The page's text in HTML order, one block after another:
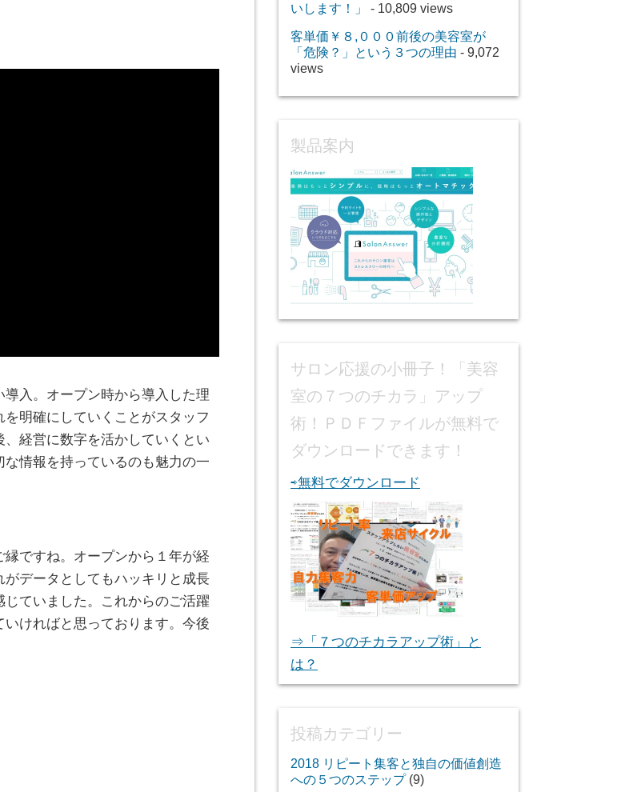
入。オープン時から導入した理
明確にしていくことがスタッフ
経営に数字を活かしていくとい
情報を持っているのも魅力の一
ですね。オープンから１年が経
データとしてもハッキリと成長
ていました。これからのご活躍
ければと思っております。今後
いします！」
- 10,809 views
客単価￥８,０００前後の美容室が
「危険？」という３つの理由 - 9,072
views
製品案内
サロン応援の小冊子！「美容
室の７つのチカラ」アップ
術！ＰＤＦファイルが無料で
ダウンロードできます！
⇨無料でダウンロード
⇒「７つのチカラアップ術」と
は？
投稿カテゴリー
2018 リピート集客と独自の価値創造
への５つのステップ(9)